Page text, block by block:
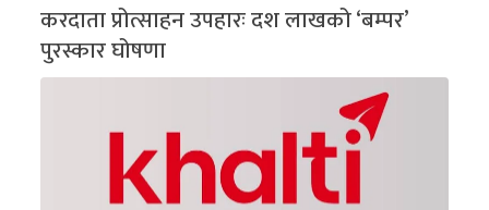
करदाता प्रोत्साहन उपहारः दश लाखको ‘बम्पर’
पुरस्कार घोषणा